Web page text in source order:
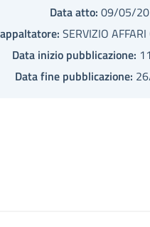
Data atto: 09/05/
SERVIZIO
Data inizio pubblicazione:
Data fine pubblicazione: